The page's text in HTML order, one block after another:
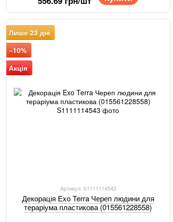
Лише 23 дні
−10%
Акція
Артикул: S1111114543
Декорація Exo Terra Череп людини для
тераріума пластикова (015561228558)